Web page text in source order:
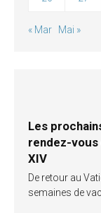
« Mar Mai »
Les
rendez-vous
XIV
De retour au
semaines de